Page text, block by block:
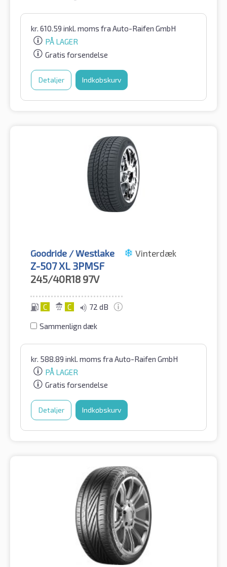
kr. 610.59 inkl. moms fra Auto-Raifen GmbH
PÅ LAGER
Gratis forsendelse
Detaljer Indkøbskurv
Goodride / Westlake Vinterdæk
Z-507 XL 3PMSF
245/40R18 97V
C C 72 dB
Sammenlign dæk
kr. 588.89 inkl. moms fra Auto-Raifen GmbH
PÅ LAGER
Gratis forsendelse
Detaljer Indkøbskurv